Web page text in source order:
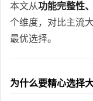
本文从功能完整性
个维度，对比主流
最优选择。
为什么要精心选择